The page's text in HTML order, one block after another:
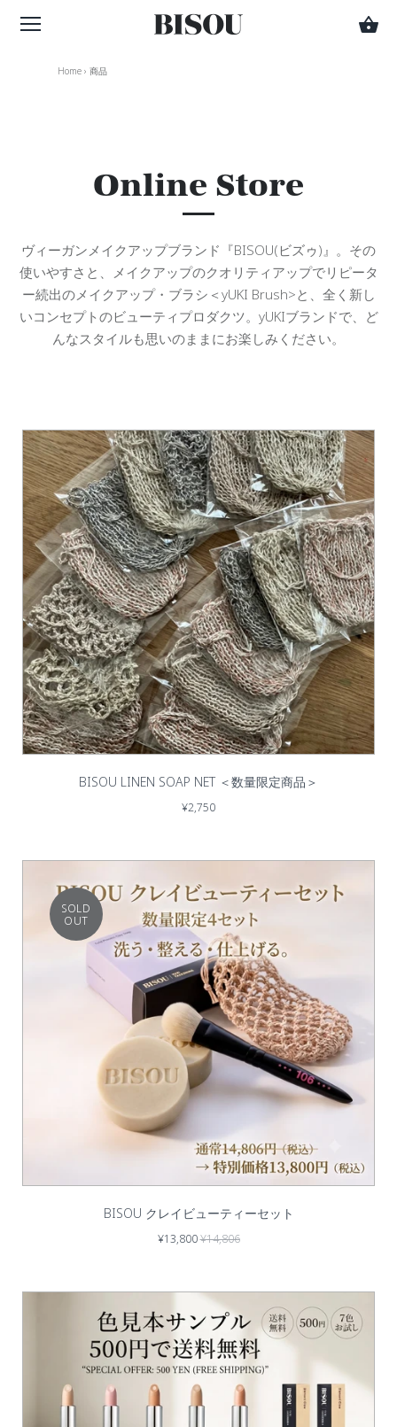
Home › 商品
Online Store
ヴィーガンメイクアップブランド『BISOU(ビズゥ)』。その
使いやすさと、メイクアップのクオリティアップでリピータ
ー続出のメイクアップ・ブラシ＜yUKI Brush>と、全く新し
いコンセプトのビューティプロダクツ。yUKIブランドで、ど
んなスタイルも思いのままにお楽しみください。
BISOU LINEN SOAP NET ＜数量限定商品＞
¥2,750
SOLD
OUT
BISOU クレイビューティーセット
¥13,800¥14,806